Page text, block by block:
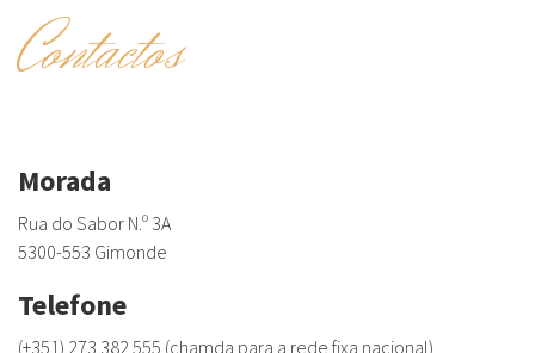
Contactos
Morada
Rua do Sabor N.º 3A
5300-553 Gimonde
Telefone
(+351) 273 382 555 (chamda para a rede fixa nacional)